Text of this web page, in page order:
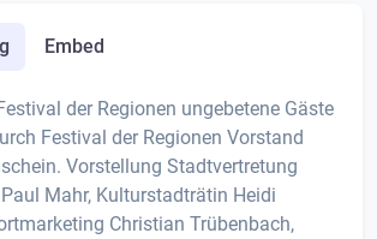
Embed
der Regionen ungebetene Gäste
Festival der Regionen Vorstand
Vorstellung Stadtvertretung
Mahr, Kulturstadträtin Heidi
Christian Trübenbach,